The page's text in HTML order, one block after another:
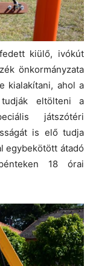
kiülő, ivókút
önkormányzata
kialakítani, ahol a
eltölteni a
játszótéri
is elő tudja
egybekötött átadó
18 órai